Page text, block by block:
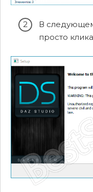
В
просто